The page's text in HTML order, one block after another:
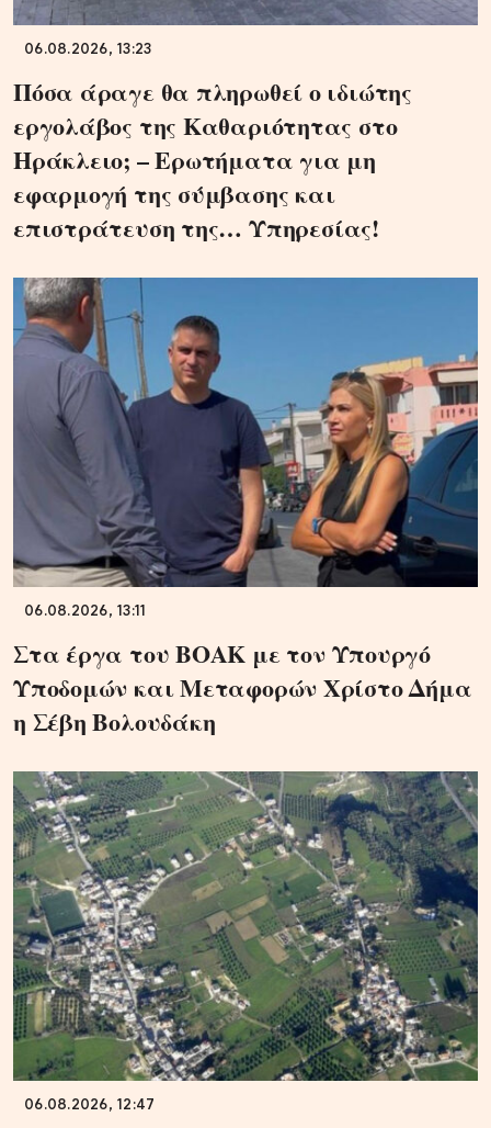
06.08.2026, 13:23
Πόσα άραγε θα πληρωθεί ο ιδιώτης
εργολάβος της Καθαριότητας στο
Ηράκλειο; – Ερωτήματα για μη
εφαρμογή της σύμβασης και
επιστράτευση της… Υπηρεσίας!
06.08.2026, 13:11
Στα έργα του ΒΟΑΚ με τον Υπουργό
Υποδομών και Μεταφορών Χρίστο Δήμα
η Σέβη Βολουδάκη
06.08.2026, 12:47